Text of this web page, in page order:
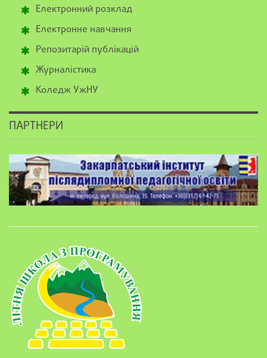
Електронний розклад
Електронне навчання
Репозитарій публікацій
Журналістика
Коледж УжНУ
ПАРТНЕРИ